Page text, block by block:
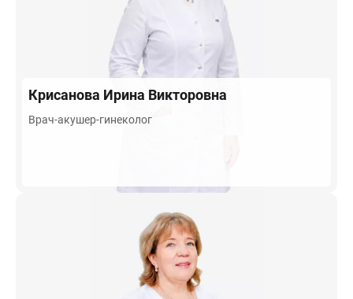
Крисанова Ирина Викторовна
Врач-акушер-гинеколог